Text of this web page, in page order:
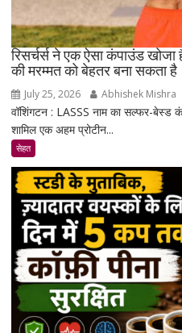
रिसर्चर्स ने एक ऐसा कंपाउंड
की मरम्मत को बेहतर बना सकता है
July 25, 2026 Abhishek Mishra
वॉशिंगटन : LASSS नाम का सल्फर-बेस्ड
शामिल एक अहम प्रोटीन...
सेहत